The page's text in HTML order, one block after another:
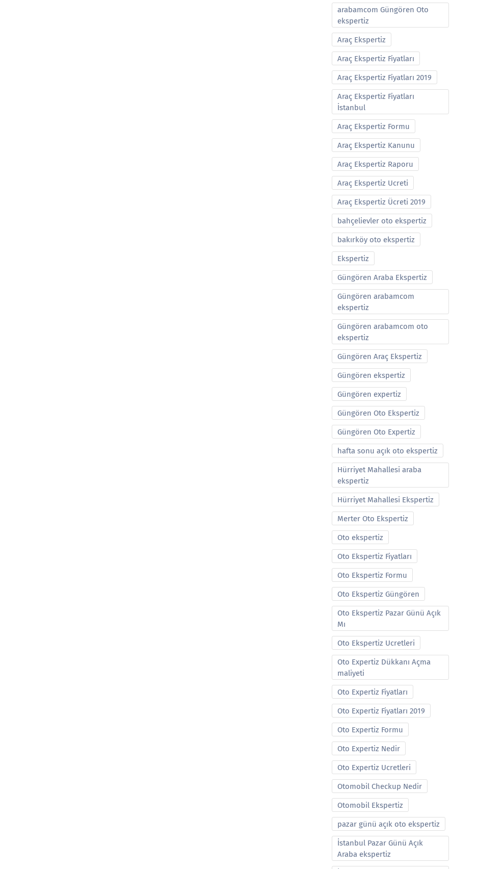
arabamcom Güngören Oto
ekspertiz
Araç Ekspertiz
Araç Ekspertiz Fiyatları
Araç Ekspertiz Fiyatları 2019
Araç Ekspertiz Fiyatları
İstanbul
Araç Ekspertiz Formu
Araç Ekspertiz Kanunu
Araç Ekspertiz Raporu
Araç Ekspertiz Ucreti
Araç Ekspertiz Ücreti 2019
bahçelievler oto ekspertiz
bakırköy oto ekspertiz
Ekspertiz
Güngören Araba Ekspertiz
Güngören arabamcom
ekspertiz
Güngören arabamcom oto
ekspertiz
Güngören Araç Ekspertiz
Güngören ekspertiz
Güngören expertiz
Güngören Oto Ekspertiz
Güngören Oto Expertiz
hafta sonu açık oto ekspertiz
Hürriyet Mahallesi araba
ekspertiz
Hürriyet Mahallesi Ekspertiz
Merter Oto Ekspertiz
Oto ekspertiz
Oto Ekspertiz Fiyatları
Oto Ekspertiz Formu
Oto Ekspertiz Güngören
Oto Ekspertiz Pazar Günü Açık
Mı
Oto Ekspertiz Ucretleri
Oto Expertiz Dükkanı Açma
maliyeti
Oto Expertiz Fiyatları
Oto Expertiz Fiyatları 2019
Oto Expertiz Formu
Oto Expertiz Nedir
Oto Expertiz Ucretleri
Otomobil Checkup Nedir
Otomobil Ekspertiz
pazar günü açık oto ekspertiz
İstanbul Pazar Günü Açık
Araba ekspertiz